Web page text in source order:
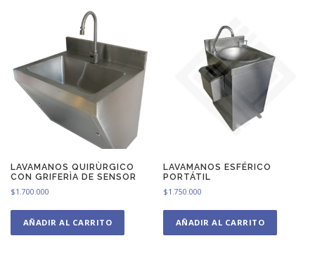
LAVAMANOS QUIRÙRGICO
CON GRIFERÌA DE SENSOR
$1.700.000
AÑADIR AL CARRITO
LAVAMANOS ESFÉRICO
PORTÁTIL
$1.750.000
AÑADIR AL CARRITO